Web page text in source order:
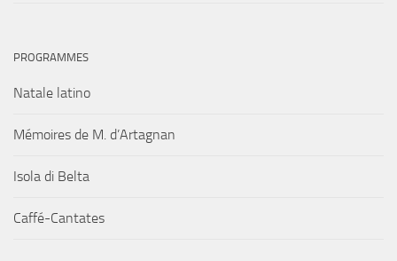
PROGRAMMES
Natale latino
Mémoires de M. d’Artagnan
Isola di Belta
Caffé-Cantates